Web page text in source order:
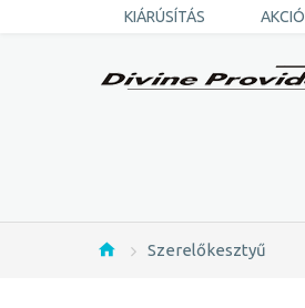
KIÁRÚSÍTÁS AKCIÓ
Szerelőkesztyű